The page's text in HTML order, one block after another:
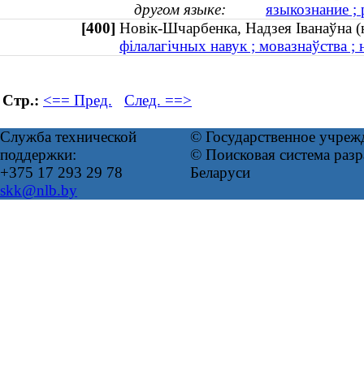
другом языке:
языкознание ;
[400] Новік-Шчарбенка, Надзея
філалагічных навук ; мовазнаўства ;
Стр.: <== Пред. След. ==>
Служба технической
поддержки:
+375 17 293 29 78
skk@nlb.by
© Государственное
© Поисковая система
Беларуси